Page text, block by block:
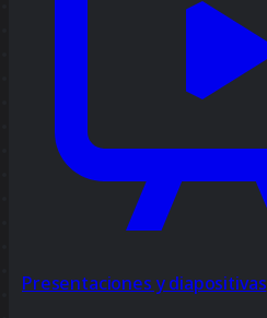
Presentaciones y diapositivas